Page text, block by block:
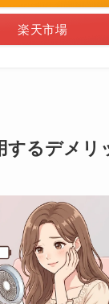
楽天市場
するデメリ